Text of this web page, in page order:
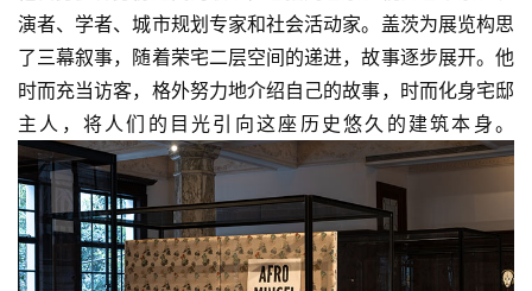
演者、学者、城市规划专家和社会活动家。盖茨为展览构思
了三幕叙事，随着荣宅二层空间的递进，故事逐步展开。他
时而充当访客，格外努力地介绍自己的故事，时而化身宅邸
主人，将人们的目光引向这座历史悠久的建筑本身。